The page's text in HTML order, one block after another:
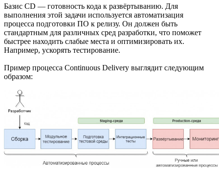
Базис CD — готовность кода к развёртыванию. Для
выполнения этой задачи используется автоматизация
процесса подготовки ПО к релизу. Он должен быть
стандартным для различных сред разработки, что поможет
быстрее находить слабые места и оптимизировать их.
Например, ускорять тестирование.
Пример процесса Continuous Delivery выглядит следующим
образом: